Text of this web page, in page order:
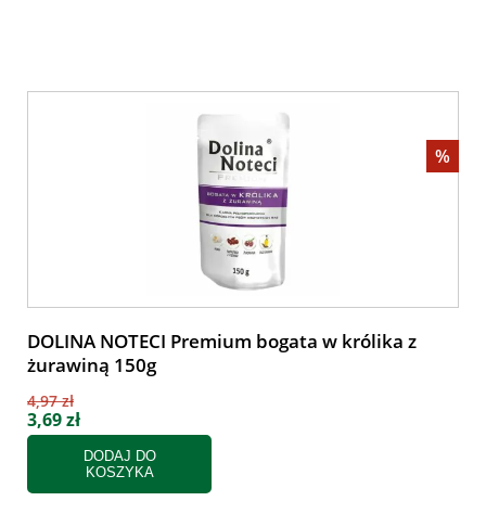
%
DOLINA NOTECI Premium bogata w królika z
żurawiną 150g
4,97 zł
3,69 zł
DODAJ DO
KOSZYKA